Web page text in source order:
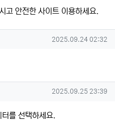
고 안전한 사이트 이용하세요.
작성일
2025.09.24 02:32
작성일
2025.09.25 23:39
를 선택하세요.